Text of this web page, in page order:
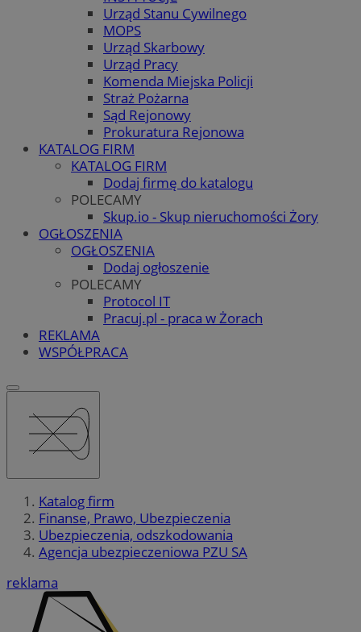
Urząd Stanu Cywilnego
MOPS
Urząd Skarbowy
Urząd Pracy
Komenda Miejska Policji
Straż Pożarna
Sąd Rejonowy
Prokuratura Rejonowa
KATALOG FIRM
KATALOG FIRM
Dodaj firmę do katalogu
POLECAMY
Skup.io - Skup nieruchomości Żory
OGŁOSZENIA
OGŁOSZENIA
Dodaj ogłoszenie
POLECAMY
Protocol IT
Pracuj.pl - praca w Żorach
REKLAMA
WSPÓŁPRACA
Katalog firm
Finanse, Prawo, Ubezpieczenia
Ubezpieczenia, odszkodowania
Agencja ubezpieczeniowa PZU SA
reklama